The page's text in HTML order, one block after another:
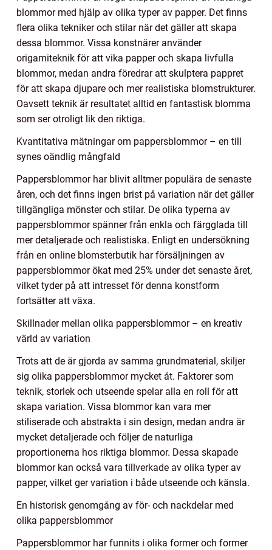
blommor med hjälp av olika typer av papper. Det finns
flera olika tekniker och stilar när det gäller att skapa
dessa blommor. Vissa konstnärer använder
origamiteknik för att vika papper och skapa livfulla
blommor, medan andra föredrar att skulptera pappret
för att skapa djupare och mer realistiska blomstrukturer.
Oavsett teknik är resultatet alltid en fantastisk blomma
som ser otroligt lik den riktiga.
Kvantitativa mätningar om pappersblommor – en till
synes oändlig mångfald
Pappersblommor har blivit alltmer populära de senaste
åren, och det finns ingen brist på variation när det gäller
tillgängliga mönster och stilar. De olika typerna av
pappersblommor spänner från enkla och färgglada till
mer detaljerade och realistiska. Enligt en undersökning
från en online blomsterbutik har försäljningen av
pappersblommor ökat med 25% under det senaste året,
vilket tyder på att intresset för denna konstform
fortsätter att växa.
Skillnader mellan olika pappersblommor – en kreativ
värld av variation
Trots att de är gjorda av samma grundmaterial, skiljer
sig olika pappersblommor mycket åt. Faktorer som
teknik, storlek och utseende spelar alla en roll för att
skapa variation. Vissa blommor kan vara mer
stiliserade och abstrakta i sin design, medan andra är
mycket detaljerade och följer de naturliga
proportionerna hos riktiga blommor. Dessa skapade
blommor kan också vara tillverkade av olika typer av
papper, vilket ger variation i både utseende och känsla.
En historisk genomgång av för- och nackdelar med
olika pappersblommor
Pappersblommor har funnits i olika former och former